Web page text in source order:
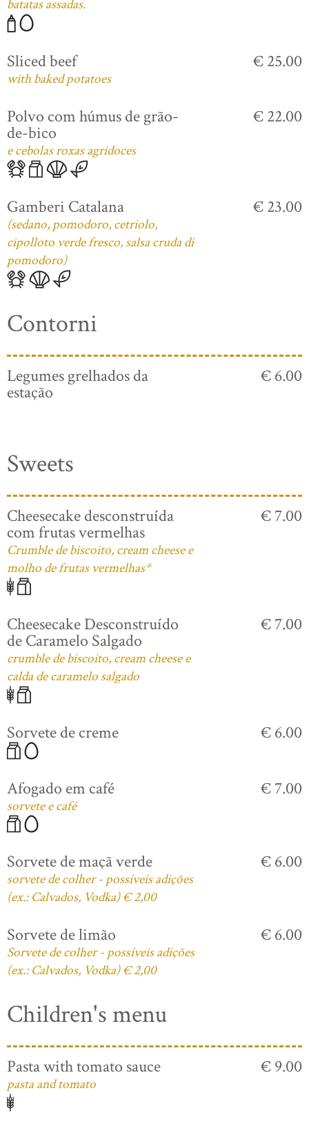
batatas assadas.
Sliced beef
with baked potatoes
€ 25.00
Polvo com húmus de grão-
de-bico
e cebolas roxas agridoces
€ 22.00
Gamberi Catalana
(sedano, pomodoro, cetriolo,
cipolloto verde fresco, salsa cruda di
pomodoro)
€ 23.00
Contorni
Legumes grelhados da
estação
€ 6.00
Sweets
Cheesecake desconstruída
com frutas vermelhas
Crumble de biscoito, cream cheese e
molho de frutas vermelhas*
€ 7.00
Cheesecake Desconstruído
de Caramelo Salgado
crumble de biscoito, cream cheese e
calda de caramelo salgado
€ 7.00
Sorvete de creme € 6.00
Afogado em café
sorvete e café
€ 7.00
Sorvete de maçã verde
sorvete de colher - possíveis adições
(ex.: Calvados, Vodka) € 2,00
€ 6.00
Sorvete de limão
Sorvete de colher - possíveis adições
(ex.: Calvados, Vodka) € 2,00
€ 6.00
Children's menu
Pasta with tomato sauce
pasta and tomato
€ 9.00